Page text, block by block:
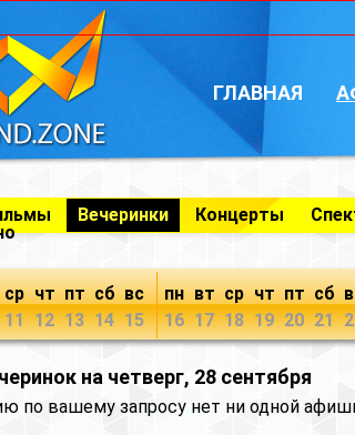
ГЛАВНАЯ
Вечеринки Концерты
ср
11
чт
12
пт
13
сб
14
вс
15
пн
16
вт
17
ср
18
чт
19
пт
20
сб
21
на четверг, 28 сентября
по вашему запросу нет ни одной